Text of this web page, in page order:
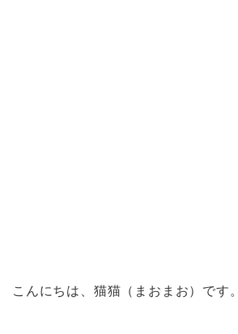
こんにちは、猫猫（まおまお）です。